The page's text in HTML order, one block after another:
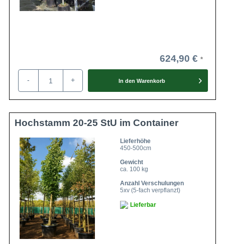
624,90 €
- + In den Warenkorb
Hochstamm 20-25 StU im Container
Lieferhöhe
450-500cm
Gewicht
ca. 100 kg
Anzahl Verschulungen
5xv (5-fach verpflanzt)
Lieferbar